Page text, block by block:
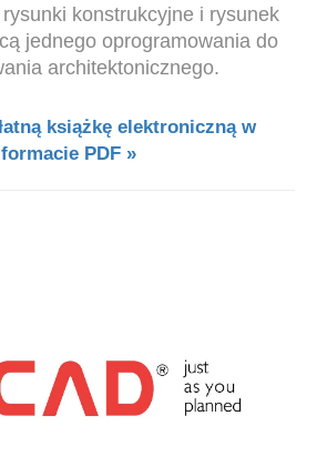
konstrukcyjne i rysunek
jednego oprogramowania do
architektonicznego.
książkę elektroniczną w
formacie PDF »